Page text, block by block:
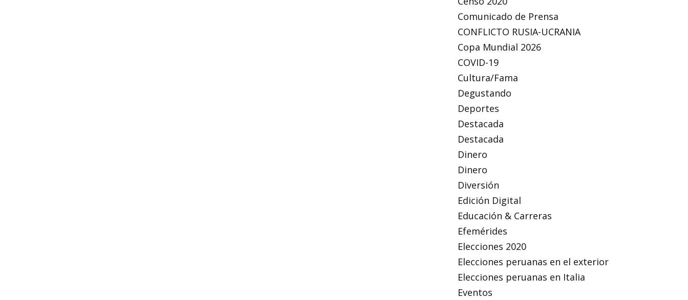
Comunicado de Prensa
CONFLICTO RUSIA-UCRANIA
Copa Mundial 2026
COVID-19
Cultura/Fama
Degustando
Deportes
Destacada
Destacada
Dinero
Dinero
Diversión
Edición Digital
Educación & Carreras
Efemérides
Elecciones 2020
Elecciones peruanas en el exterior
Elecciones peruanas en Italia
Eventos